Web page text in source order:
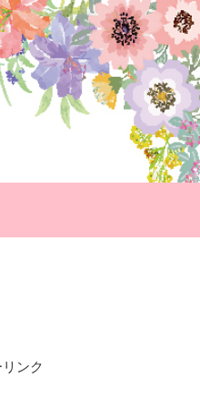
ンク